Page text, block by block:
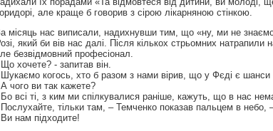
але краще б говорив з сірою лікарняною стінкою.
місяць нас виписали, надихнувши тим, що «ну, ми не
який би вів нас далі. Після кількох стрьомних
безвідмовний професіонал.
хочете? - запитав він.
когось, хто б разом з нами вірив, що у Фєді є шанси
чого ви так кажете?
всі ті, з ким ми спілкувалися раніше, кажуть, що в нас
тільки там, – Темченко показав пальцем в небо,
нам підходите!